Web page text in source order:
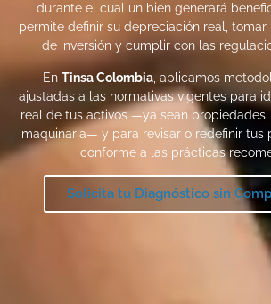
durante el cual un bien generará
permite definir su depreciación real, tomar
de inversión y cumplir con las
En Tinsa Colombia , aplicamos
ajustadas a las normativas vigentes para
real de tus activos —ya sean
maquinaria— y para revisar o redefinir tus
conforme a las prácticas
Solicita tu Diagnóstico sin